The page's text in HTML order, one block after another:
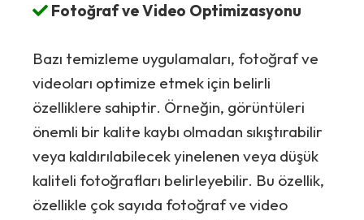
Fotoğraf ve Video Optimizasyonu
Bazı temizleme uygulamaları, fotoğraf ve
videoları optimize etmek için belirli
özelliklere sahiptir. Örneğin, görüntüleri
önemli bir kalite kaybı olmadan sıkıştırabilir
veya kaldırılabilecek yinelenen veya düşük
kaliteli fotoğrafları belirleyebilir. Bu özellik,
özellikle çok sayıda fotoğraf ve video